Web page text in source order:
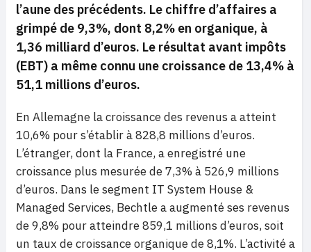
l’aune des précédents. Le chiffre d’affaires a
grimpé de 9,3%, dont 8,2% en organique, à
1,36 milliard d’euros. Le résultat avant impôts
(EBT) a même connu une croissance de 13,4% à
51,1 millions d’euros.
En Allemagne la croissance des revenus a atteint
10,6% pour s’établir à 828,8 millions d’euros.
L’étranger, dont la France, a enregistré une
croissance plus mesurée de 7,3% à 526,9 millions
d’euros. Dans le segment IT System House &
Managed Services, Bechtle a augmenté ses revenus
de 9,8% pour atteindre 859,1 millions d’euros, soit
un taux de croissance organique de 8,1%. L’activité a